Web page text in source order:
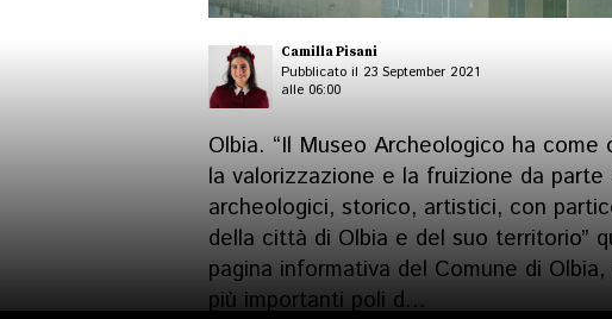
Camilla Pisani
Pubblicato il 23 September 2021
alle 06:00
Olbia. “Il Museo Archeologico ha
la valorizzazione e la fruizione da parte
archeologici, storico, artistici, con
della città di Olbia e del suo territorio”
pagina informativa del Comune di
più importanti poli d...